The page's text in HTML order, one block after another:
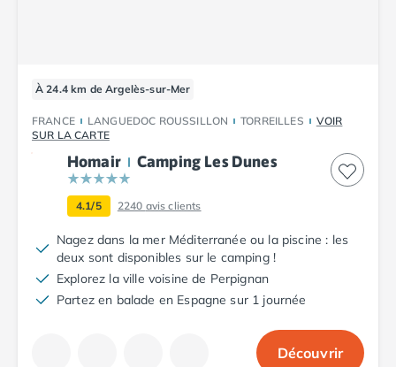
À 24.4 km de Argelès-sur-Mer
FRANCE LANGUEDOC ROUSSILLON TORREILLES
VOIR
SUR LA CARTE
Homair Camping Les Dunes
4.1/5 2240 avis clients
Nagez dans la mer Méditerranée ou la piscine : les
deux sont disponibles sur le camping !
Explorez la ville voisine de Perpignan
Partez en balade en Espagne sur 1 journée
Découvrir